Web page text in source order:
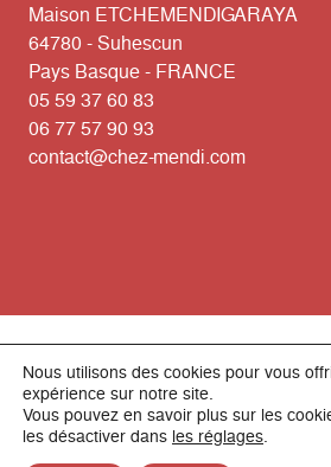
Maison ETCHEMENDIGARAYA
64780 - Suhescun
Pays Basque - FRANCE
05 59 37 60 83
06 77 57 90 93
contact@chez-mendi.com
Etchemendigaraya © Copyrights
Réalisé parG-Kom.fr-Politique de
légales
Nous utilisons des cookies pour vous
expérience sur notre site.
Vous pouvez en savoir plus sur les
les désactiver dansles réglages.